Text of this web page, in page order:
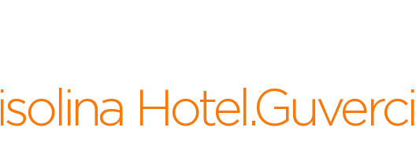
isolina